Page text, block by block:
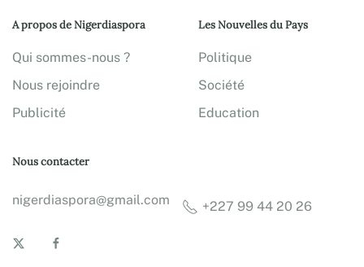
A propos de Nigerdiaspora
Qui sommes-nous ?
Nous rejoindre
Publicité
Les Nouvelles du Pays
Politique
Société
Education
Nous contacter
nigerdiaspora@gmail.com +227 99 44 20 26